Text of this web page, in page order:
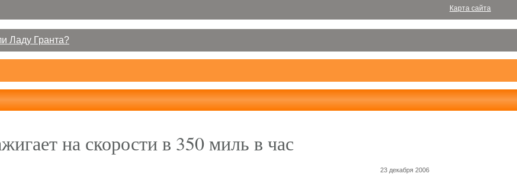
Карта сайта
Ладу Гранта?
на скорости в 350 миль в час
23 декабря 2006